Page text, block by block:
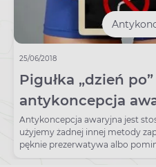
25/06/2018
Pigułka „dzień
antykoncepcja
Antykoncepcja awaryjna jest
użyjemy żadnej innej metody
pęknie prezerwatywa albo
tabletki.